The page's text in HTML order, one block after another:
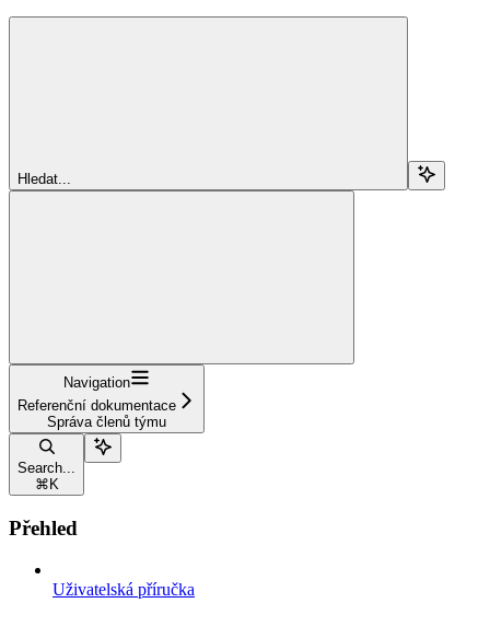
Hledat...
Navigation
Referenční dokumentace
Správa členů týmu
Search...
⌘ K
Přehled
Uživatelská příručka